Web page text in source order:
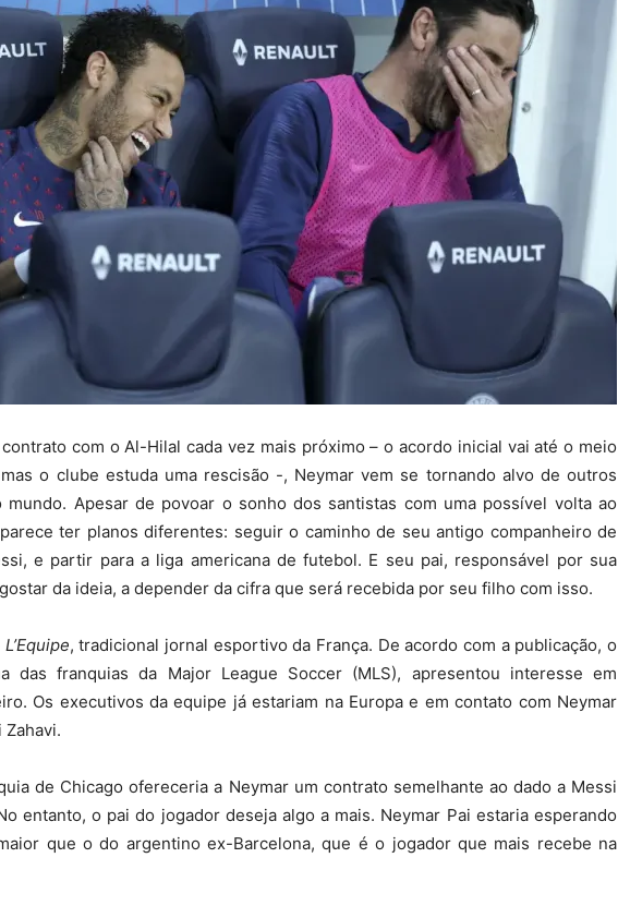
com o Al-Hilal cada vez mais próximo – o acordo inicial vai até o meio
o clube estuda uma rescisão -, Neymar vem se tornando alvo de outros
Apesar de povoar o sonho dos santistas com uma possível volta ao
ter planos diferentes: seguir o caminho de seu antigo companheiro de
e partir para a liga americana de futebol. E seu pai, responsável por sua
da ideia, a depender da cifra que será recebida por seu filho com isso.
L’Equipe, tradicional jornal esportivo da França. De acordo com a publicação, o
das franquias da Major League Soccer (MLS), apresentou interesse em
Os executivos da equipe já estariam na Europa e em contato com Neymar
Zahavi.
de Chicago ofereceria a Neymar um contrato semelhante ao dado a Messi
entanto, o pai do jogador deseja algo a mais. Neymar Pai estaria esperando
que o do argentino ex-Barcelona, que é o jogador que mais recebe na